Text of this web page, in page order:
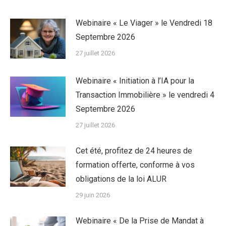
Webinaire « Le Viager » le Vendredi 18
Septembre 2026
27 juillet 2026
Webinaire « Initiation à l’IA pour la
Transaction Immobilière » le vendredi 4
Septembre 2026
27 juillet 2026
Cet été, profitez de 24 heures de
formation offerte, conforme à vos
obligations de la loi ALUR
29 juin 2026
Webinaire « De la Prise de Mandat à